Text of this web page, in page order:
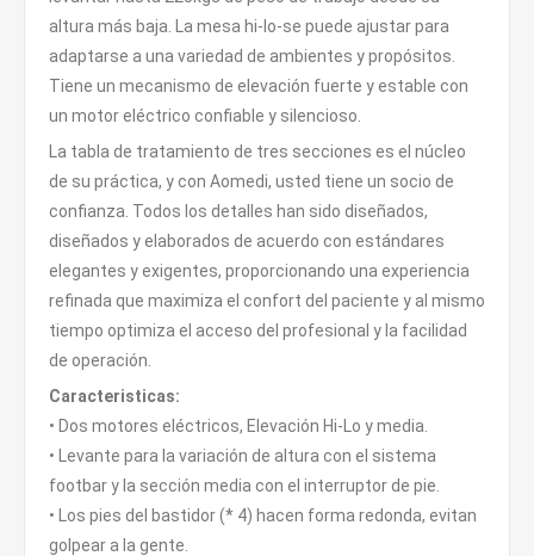
altura más baja. La mesa hi-lo-se puede ajustar para
adaptarse a una variedad de ambientes y propósitos.
Tiene un mecanismo de elevación fuerte y estable con
un motor eléctrico confiable y silencioso.
La tabla de tratamiento de tres secciones es el núcleo
de su práctica, y con Aomedi, usted tiene un socio de
confianza. Todos los detalles han sido diseñados,
diseñados y elaborados de acuerdo con estándares
elegantes y exigentes, proporcionando una experiencia
refinada que maximiza el confort del paciente y al mismo
tiempo optimiza el acceso del profesional y la facilidad
de operación.
Caracteristicas:
• Dos motores eléctricos, Elevación Hi-Lo y media.
• Levante para la variación de altura con el sistema
footbar y la sección media con el interruptor de pie.
• Los pies del bastidor (* 4) hacen forma redonda, evitan
golpear a la gente.